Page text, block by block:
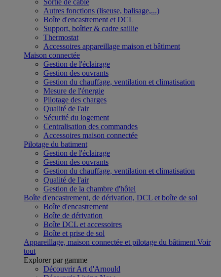
Sortie de câble
Autres fonctions (liseuse, balisage,...)
Boîte d'encastrement et DCL
Support, boîtier & cadre saillie
Thermostat
Accessoires appareillage maison et bâtiment
Maison connectée
Gestion de l'éclairage
Gestion des ouvrants
Gestion du chauffage, ventilation et climatisation
Mesure de l'énergie
Pilotage des charges
Qualité de l'air
Sécurité du logement
Centralisation des commandes
Accessoires maison connectée
Pilotage du batiment
Gestion de l'éclairage
Gestion des ouvrants
Gestion du chauffage, ventilation et climatisation
Qualité de l'air
Gestion de la chambre d'hôtel
Boîte d'encastrement, de dérivation, DCL et boîte de sol
Boîte d'encastrement
Boîte de dérivation
Boîte DCL et accessoires
Boîte et prise de sol
Appareillage, maison connectée et pilotage du bâtiment Voir
tout
Explorer par gamme
Découvrir Art d'Arnould